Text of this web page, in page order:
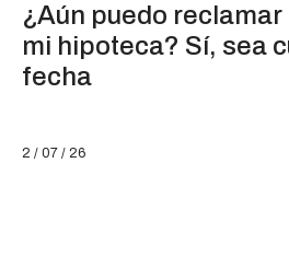
¿Aún puedo
mi hipoteca? Sí, sea
fecha
2 / 07 / 26